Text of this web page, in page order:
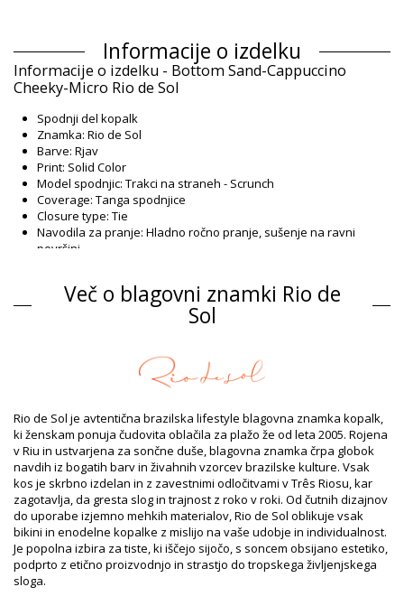
Informacije o izdelku
Informacije o izdelku - Bottom Sand-Cappuccino
Cheeky-Micro Rio de Sol
Spodnji del kopalk
Znamka: Rio de Sol
Barve: Rjav
Print: Solid Color
Model spodnjic: Trakci na straneh - Scrunch
Coverage: Tanga spodnjice
Closure type: Tie
Navodila za pranje: Hladno ročno pranje, sušenje na ravni
površini
Spodnji del kopalk Rjav Rio de Sol SPRING
Sestava
Sestava: 94,2% Polyamide, 5,8% Elastane
Podloga: 84% Biodegradable Nylon (AMNI SOUL ECO), 16%
Spandex (LYCRA) - OEKO-TEX - Chlorine Resistant
Podatki o izdelku
Oddelek: Dame, Spodnji del kopalk
Paket vključuje: 1 x Spodnji del kopalk (Drugi dodatki niso
vključeni)
HS CODE: 6112.41.0010
SKU: 1981127147
EAN: XS (7899810463951), S (7899810463968), M (7899810463975),
L (7899810463982), XL (7899810463999)
Teža: 45g / 0.1lb / 1.59oz
Retušované fotky
Več o blagovni znamki Rio de
Sol
Rio de Sol je avtentična brazilska lifestyle blagovna znamka kopalk,
ki ženskam ponuja čudovita oblačila za plažo že od leta 2005. Rojena
v Riu in ustvarjena za sončne duše, blagovna znamka črpa globok
navdih iz bogatih barv in živahnih vzorcev brazilske kulture. Vsak
kos je skrbno izdelan in z zavestnimi odločitvami v Três Riosu, kar
zagotavlja, da gresta slog in trajnost z roko v roki. Od čutnih dizajnov
do uporabe izjemno mehkih materialov, Rio de Sol oblikuje vsak
bikini in enodelne kopalke z mislijo na vaše udobje in individualnost.
Je popolna izbira za tiste, ki iščejo sijočo, s soncem obsijano estetiko,
podprto z etično proizvodnjo in strastjo do tropskega življenjskega
sloga.